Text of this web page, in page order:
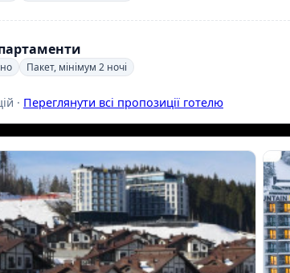
Пакет, мінімум 2 ночі
· Переглянути всі пропозиції готелю